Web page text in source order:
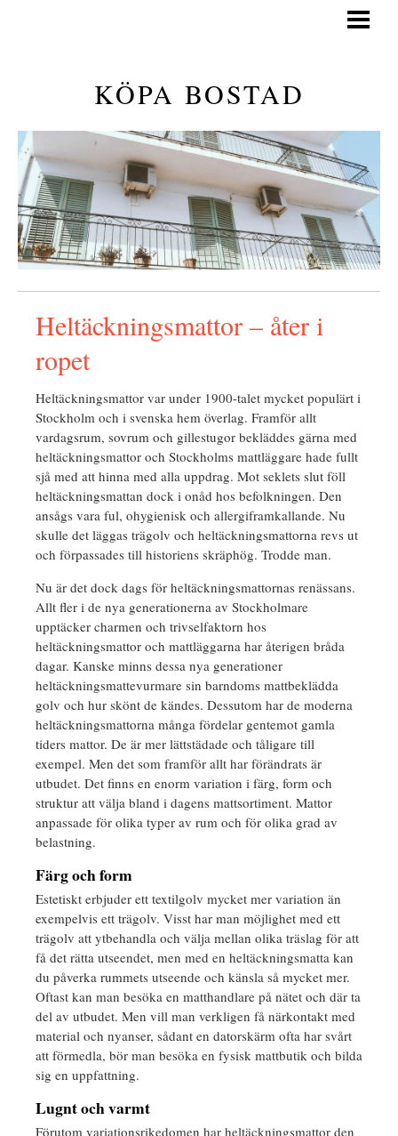
GENERELLA TIPS
KÖPA BOSTAD GUIDE
BLOGG
KÖPA BOSTAD
Heltäckningsmattor – åter i
ropet
Heltäckningsmattor var under 1900-talet mycket populärt i
Stockholm och i svenska hem överlag. Framför allt
vardagsrum, sovrum och gillestugor bekläddes gärna med
heltäckningsmattor och Stockholms mattläggare hade fullt
sjå med att hinna med alla uppdrag. Mot seklets slut föll
heltäckningsmattan dock i onåd hos befolkningen. Den
ansågs vara ful, ohygienisk och allergiframkallande. Nu
skulle det läggas trägolv och heltäckningsmattorna revs ut
och förpassades till historiens skräphög. Trodde man.
Nu är det dock dags för heltäckningsmattornas renässans.
Allt fler i de nya generationerna av Stockholmare
upptäcker charmen och trivselfaktorn hos
heltäckningsmattor och mattläggarna har återigen bråda
dagar. Kanske minns dessa nya generationer
heltäckningsmattevurmare sin barndoms mattbeklädda
golv och hur skönt de kändes. Dessutom har de moderna
heltäckningsmattorna många fördelar gentemot gamla
tiders mattor. De är mer lättstädade och tåligare till
exempel. Men det som framför allt har förändrats är
utbudet. Det finns en enorm variation i färg, form och
struktur att välja bland i dagens mattsortiment. Mattor
anpassade för olika typer av rum och för olika grad av
belastning.
Färg och form
Estetiskt erbjuder ett textilgolv mycket mer variation än
exempelvis ett trägolv. Visst har man möjlighet med ett
trägolv att ytbehandla och välja mellan olika träslag för att
få det rätta utseendet, men med en heltäckningsmatta kan
du påverka rummets utseende och känsla så mycket mer.
Oftast kan man besöka en matthandlare på nätet och där ta
del av utbudet. Men vill man verkligen få närkontakt med
material och nyanser, sådant en datorskärm ofta har svårt
att förmedla, bör man besöka en fysisk mattbutik och bilda
sig en uppfattning.
Lugnt och varmt
Förutom variationsrikedomen har heltäckningsmattor den